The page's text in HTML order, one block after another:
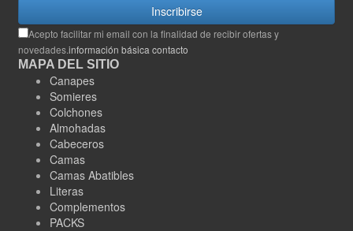
Inscribirse
Acepto facilitar mi email con la finalidad de recibir ofertas y
novedades.información básica contacto
MAPA DEL SITIO
Canapes
Somieres
Colchones
Almohadas
Cabeceros
Camas
Camas Abatibles
Literas
Complementos
PACKS